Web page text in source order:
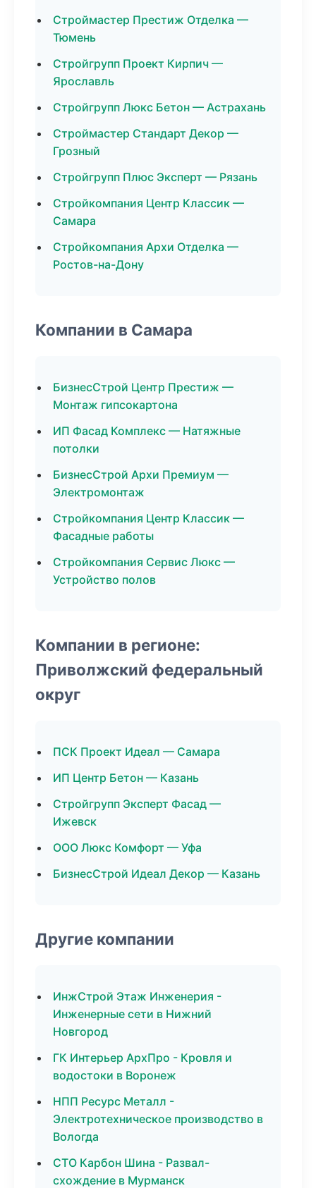
Строймастер Престиж Отделка —
Тюмень
Стройгрупп Проект Кирпич —
Ярославль
Стройгрупп Люкс Бетон — Астрахань
Строймастер Стандарт Декор —
Грозный
Стройгрупп Плюс Эксперт — Рязань
Стройкомпания Центр Классик —
Самара
Стройкомпания Архи Отделка —
Ростов-на-Дону
Компании в Самара
БизнесСтрой Центр Престиж —
Монтаж гипсокартона
ИП Фасад Комплекс — Натяжные
потолки
БизнесСтрой Архи Премиум —
Электромонтаж
Стройкомпания Центр Классик —
Фасадные работы
Стройкомпания Сервис Люкс —
Устройство полов
Компании в регионе:
Приволжский федеральный
округ
ПСК Проект Идеал — Самара
ИП Центр Бетон — Казань
Стройгрупп Эксперт Фасад —
Ижевск
ООО Люкс Комфорт — Уфа
БизнесСтрой Идеал Декор — Казань
Другие компании
ИнжСтрой Этаж Инженерия -
Инженерные сети в Нижний
Новгород
ГК Интерьер АрхПро - Кровля и
водостоки в Воронеж
НПП Ресурс Металл -
Электротехническое производство в
Вологда
СТО Карбон Шина - Развал-
схождение в Мурманск